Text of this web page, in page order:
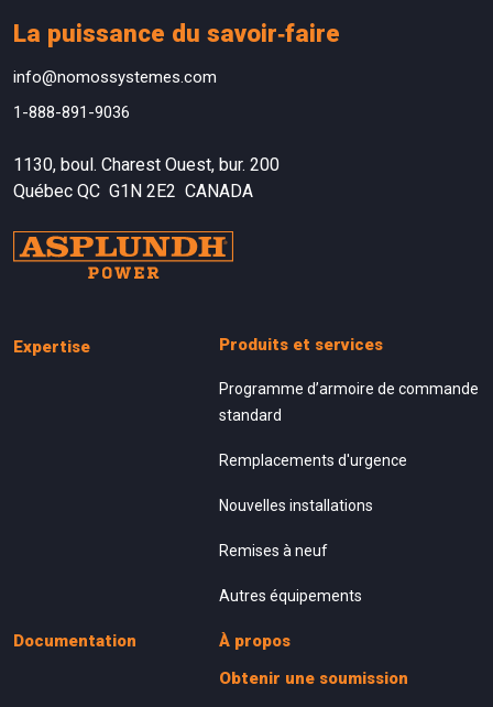
La puissance du savoir‑faire
info@nomossystemes.com
1-888-891-9036
1130, boul. Charest Ouest, bur. 200
Québec QC G1N 2E2 CANADA
Expertise Produits et services
Programme d’armoire de commande
standard
Remplacements d'urgence
Nouvelles installations
Remises à neuf
Autres équipements
Documentation
À propos
Obtenir une soumission